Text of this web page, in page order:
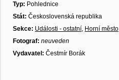
Typ: Pohlednice
Stát: Československá republika
Sekce: Události - ostatní, Horní město
Fotograf: neuveden
Vydavatel: Čestmír Borák